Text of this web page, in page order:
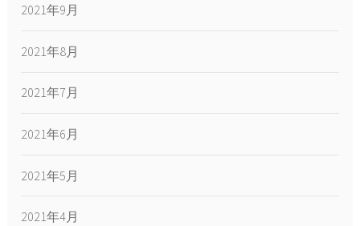
2021年9月
2021年8月
2021年7月
2021年6月
2021年5月
2021年4月